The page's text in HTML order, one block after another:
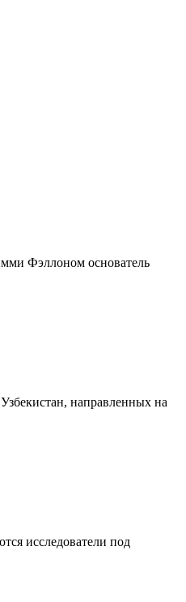
Фэллоном основатель
направленных на
исследователи под